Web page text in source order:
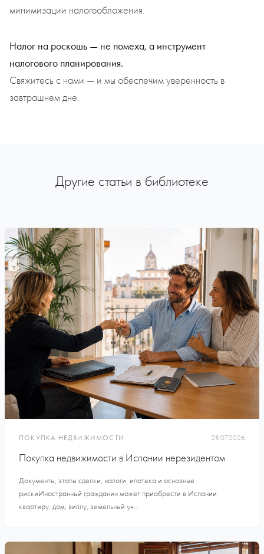
минимизации налогообложения.
Налог на роскошь — не помеха, а инструмент
налогового планирования.
Свяжитесь с нами — и мы обеспечим уверенность в
завтрашнем дне.
Другие статьи в библиотеке
ПОКУПКА НЕДВИЖИМОСТИ 28.07.2026
Покупка недвижимости в Испании нерезидентом
Документы, этапы сделки, налоги, ипотека и основные
рискиИностранный гражданин может приобрести в Испании
квартиру, дом, виллу, земельный уч...